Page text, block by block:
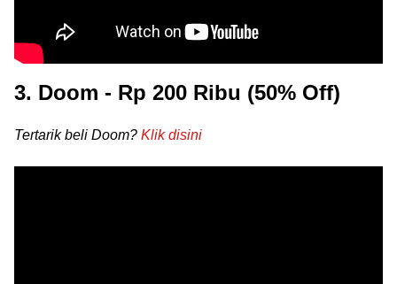
3. Doom - Rp 200 Ribu (50% Off)
Tertarik beli Doom? Klik disini